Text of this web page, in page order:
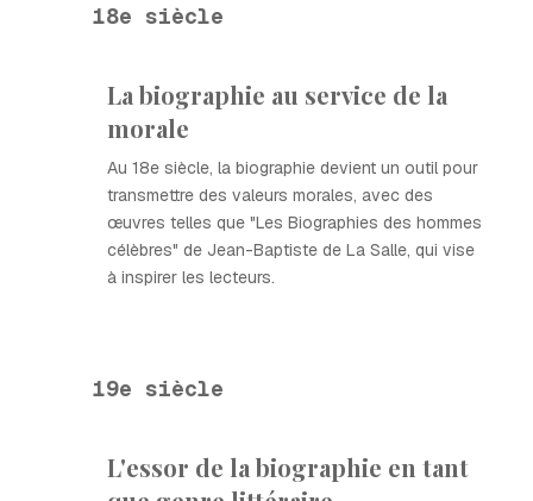
18e siècle
La biographie au service de la
morale
Au 18e siècle, la biographie devient un outil pour
transmettre des valeurs morales, avec des
œuvres telles que "Les Biographies des hommes
célèbres" de Jean-Baptiste de La Salle, qui vise
à inspirer les lecteurs.
19e siècle
L'essor de la biographie en tant